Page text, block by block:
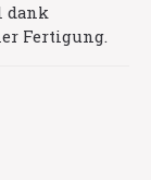
dank
Fertigung.